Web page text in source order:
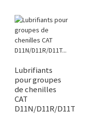
Lubrifiants
pour groupes
de chenilles
CAT
D11N/D11R/D11T...